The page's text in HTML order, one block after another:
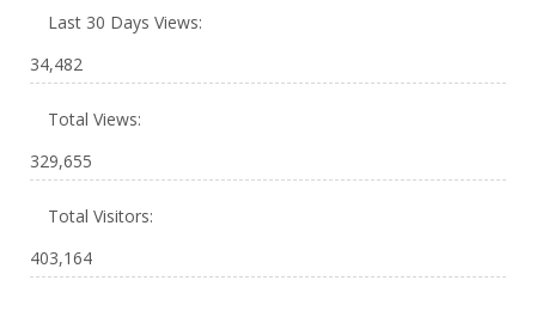
Last 30 Days Views:
34,482
Total Views:
329,655
Total Visitors:
403,164